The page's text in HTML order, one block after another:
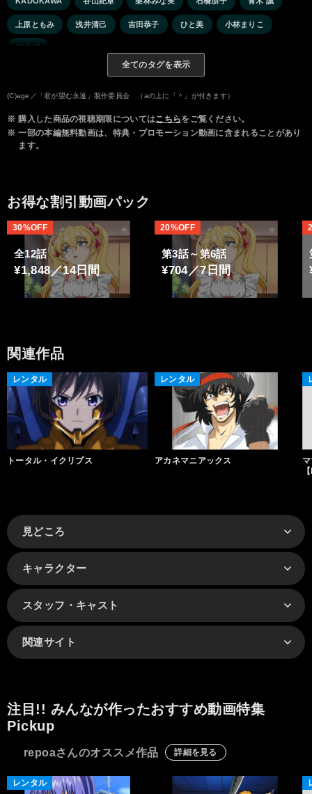
上原ともみ 浅井清己 吉田恭子 ひと美 小林まりこ
岡 和男
全てのタグを表示
(C)age／「君が望む永遠」製作委員会 （aの上に「＾」が付きます）
※ 購入した商品の視聴期限についてはこちらをご覧ください。
※ 一部の本編無料動画は、特典・プロモーション動画に含まれることがあり
ます。
お得な割引動画パック
全12話
¥1,848／14日間
30%OFF
第3話～第6話
¥704／7日間
20%OFF
関連作品
レンタル
トータル・イクリプス
レンタル
アカネマニアックス
見どころ
キャラクター
スタッフ・キャスト
関連サイト
注目!! みんなが作ったおすすめ動画特集
Pickup
repoaさんのオススメ作品 詳細を見る
レンタル